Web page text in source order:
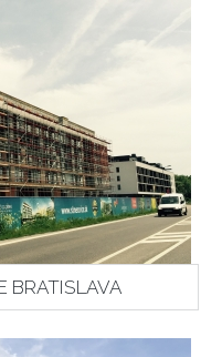
BRATISLAVA